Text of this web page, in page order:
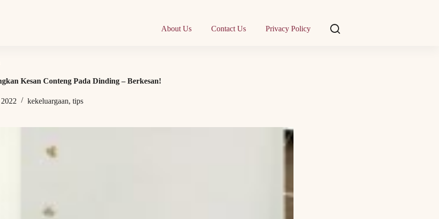
About Us Contact Us Privacy Policy
Kesan Conteng Pada Dinding – Berkesan!
kekeluargaan, tips